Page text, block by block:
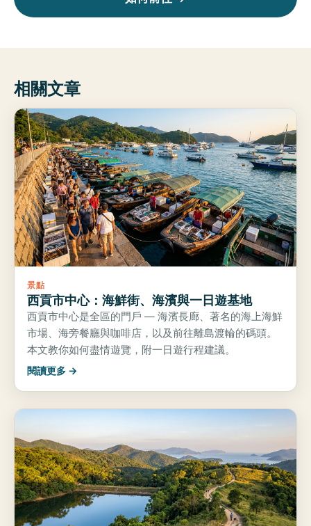
相關文章
景點
西貢市中心：海鮮街、海濱與一日遊基地
西貢市中心是全區的門戶 — 海濱長廊、著名的海上海鮮
市場、海旁餐廳與咖啡店，以及前往離島渡輪的碼頭。
本文教你如何盡情遊覽，附一日遊行程建議。
閱讀更多 →